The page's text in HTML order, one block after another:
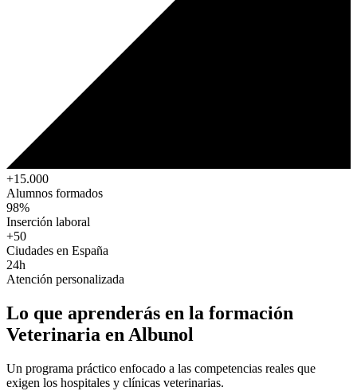
+15.000
Alumnos formados
98%
Inserción laboral
+50
Ciudades en España
24h
Atención personalizada
Lo que aprenderás en la formación
Veterinaria en Albunol
Un programa práctico enfocado a las competencias reales que
exigen los hospitales y clínicas veterinarias.